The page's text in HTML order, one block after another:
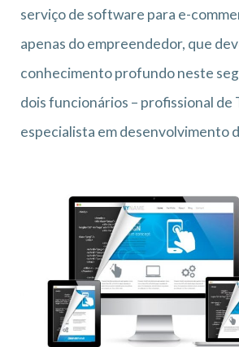
serviço de software para e-
apenas do empreendedor, que
conhecimento profundo neste
dois funcionários – profissional de
especialista em desenvolvimento